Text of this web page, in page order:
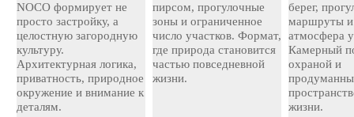
NOCO формирует не
просто застройку, а
целостную загородную
культуру.
Архитектурная логика,
приватность, природное
окружение и внимание к
деталям.
пирсом, прогулочные
зоны и ограниченное
число участков. Формат,
где природа становится
частью повседневной
жизни.
берег,
маршруты и
атмосфера
Камерный
охраной и
жизни.